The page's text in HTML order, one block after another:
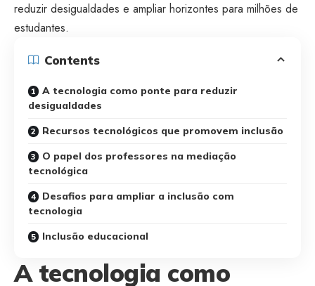
reduzir desigualdades e ampliar horizontes para milhões de
estudantes.
Contents
A tecnologia como ponte para reduzir
desigualdades
Recursos tecnológicos que promovem inclusão
O papel dos professores na mediação
tecnológica
Desafios para ampliar a inclusão com
tecnologia
Inclusão educacional
A tecnologia como